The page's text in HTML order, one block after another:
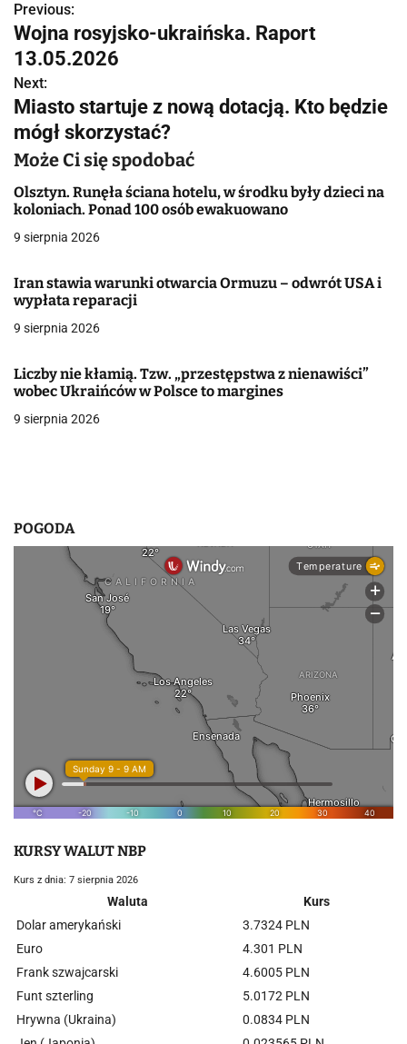
N
a
w
i
g
a
c
a
w
i
s
Previous:
Wojna rosyjsko-ukraińska. Raport
13.05.2026
Next:
Miasto startuje z nową dotacją. Kto będzie
mógł skorzystać?
Może Ci się spodobać
Olsztyn. Runęła ściana hotelu, w środku były dzieci na
koloniach. Ponad 100 osób ewakuowano
9 sierpnia 2026
Iran stawia warunki otwarcia Ormuzu – odwrót USA i
wypłata reparacji
9 sierpnia 2026
Liczby nie kłamią. Tzw. „przestępstwa z nienawiści”
wobec Ukraińców w Polsce to margines
9 sierpnia 2026
POGODA
KURSY WALUT NBP
Kurs z dnia: 7 sierpnia 2026
Waluta
Kurs
Dolar amerykański
3.7324 PLN
Euro
4.301 PLN
Frank szwajcarski
4.6005 PLN
Funt szterling
5.0172 PLN
Hrywna (Ukraina)
0.0834 PLN